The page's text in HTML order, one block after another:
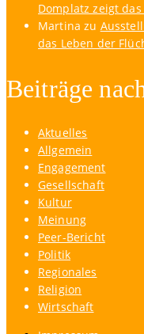
Domplatz zeigt
Martina zu
das Leben der
Beiträge
Aktuelles
Allgemein
Engagement
Gesellschaft
Kultur
Meinung
Peer-Bericht
Politik
Regionales
Religion
Wirtschaft